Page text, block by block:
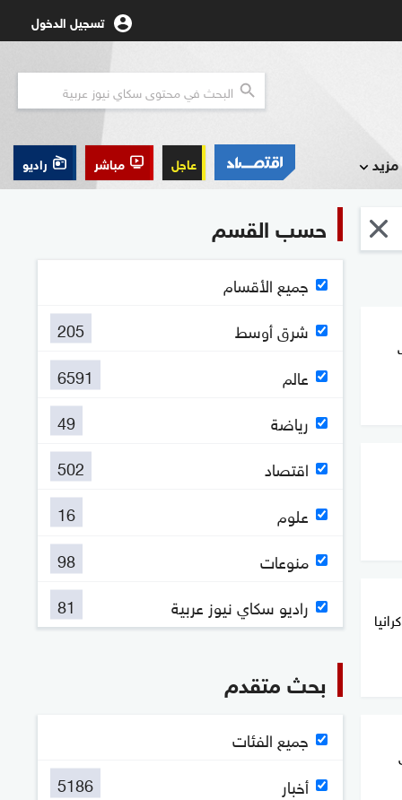
تسجيل الدخول
مزيد عاجل مباشر راديو
حسب القسم
جميع الأقسام
شرق أوسط
205
عالم
6591
رياضة
49
اقتصاد
502
علوم
16
منوعات
98
راديو سكاي نيوز عربية
81
بحث متقدم
جميع الفئات
أخبار
5186